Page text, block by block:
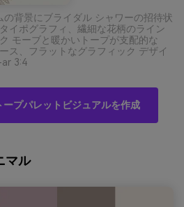
の背景にブライダル シャワーの招待状
イポグラフィ、繊細な花柄のライン
モーブと暖かいトープが支配的な
ス、フラットなグラフィック デザイ
3:4
プパレットビジュアルを作成
マル